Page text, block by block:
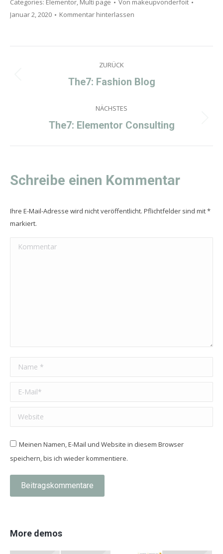
Categories: Elementor, Multi page Von makeupvonderfoit
Januar 2, 2020
Kommentar hinterlassen
navigation
ZURÜCK
Previous
The7: Fashion Blog
NÄCHSTES
Next
The7: Elementor Consulting
Schreibe einen Kommentar
Ihre E-Mail-Adresse wird nicht veröffentlicht. Pflichtfelder sind mit*
markiert.
Kommentar
Name *
E-Mail *
Website
Meinen Namen, E-Mail und Website in diesem Browser
speichern, bis ich wieder kommentiere.
Beitragskommentare
More demos